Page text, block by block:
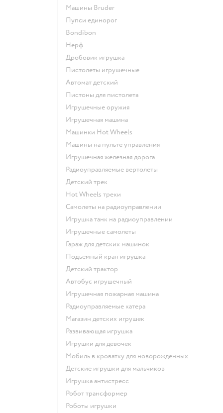
Машины Bruder
Пупси единорог
Bondibon
Нерф
Дробовик игрушка
Пистолеты игрушечные
Автомат детский
Пистоны для пистолета
Игрушечные оружия
Игрушечная машина
Машинки Hot Wheels
Машины на пульте управления
Игрушечная железная дорога
Радиоуправляемые вертолеты
Детский трек
Hot Wheels треки
Самолеты на радиоуправлении
Игрушка танк на радиоуправлении
Игрушечные самолеты
Гараж для детских машинок
Подъемный кран игрушка
Детский трактор
Автобус игрушечный
Игрушечная пожарная машина
Радиоуправляемые катера
Магазин детских игрушек
Развивающая игрушка
Игрушки для девочек
Мобиль в кроватку для новорожденных
Детские игрушки для мальчиков
Игрушка антистресс
Робот трансформер
Роботы игрушки